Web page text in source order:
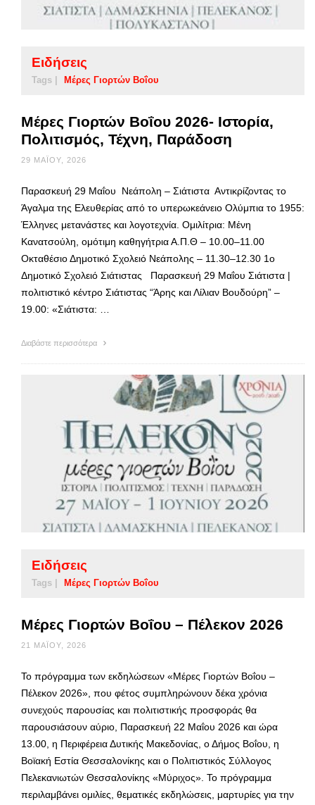
Ειδήσεις
Tags | Μέρες Γιορτών Βοΐου
Μέρες Γιορτών Βοΐου 2026- Ιστορία,
Πολιτισμός, Τέχνη, Παράδοση
29 ΜΑΪ́ΟΥ, 2026
Παρασκευή 29 Μαΐου Νεάπολη – Σιάτιστα Αντικρίζοντας το
Άγαλμα της Ελευθερίας από το υπερωκεάνειο Ολύμπια το 1955:
Έλληνες μετανάστες και λογοτεχνία. Ομιλίτρια: Μένη
Κανατσούλη, ομότιμη καθηγήτρια Α.Π.Θ – 10.00–11.00
Οκταθέσιο Δημοτικό Σχολειό Νεάπολης – 11.30–12.30 1ο
Δημοτικό Σχολειό Σιάτιστας Παρασκευή 29 Μαΐου Σιάτιστα |
πολιτιστικό κέντρο Σιάτιστας “Άρης και Λίλιαν Βουδούρη” –
19.00: «Σιάτιστα: …
Διαβάστε περισσότερα
Ειδήσεις
Tags | Μέρες Γιορτών Βοΐου
Μέρες Γιορτών Βοΐου – Πέλεκον 2026
21 ΜΑΪ́ΟΥ, 2026
Το πρόγραμμα των εκδηλώσεων «Μέρες Γιορτών Βοΐου –
Πέλεκον 2026», που φέτος συμπληρώνουν δέκα χρόνια
συνεχούς παρουσίας και πολιτιστικής προσφοράς θα
παρουσιάσουν αύριο, Παρασκευή 22 Μαΐου 2026 και ώρα
13.00, η Περιφέρεια Δυτικής Μακεδονίας, ο Δήμος Βοΐου, η
Βοϊακή Εστία Θεσσαλονίκης και ο Πολιτιστικός Σύλλογος
Πελεκανιωτών Θεσσαλονίκης «Μύριχος». Το πρόγραμμα
περιλαμβάνει ομιλίες, θεματικές εκδηλώσεις, μαρτυρίες για την